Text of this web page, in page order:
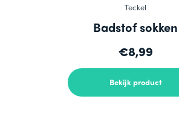
Teckel
Badstof sokken
€8,99
Bekijk product